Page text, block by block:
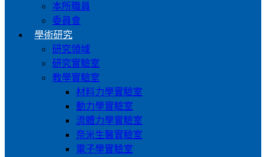
本所職員
委員會
學術研究
研究領域
研究實驗室
教學實驗室
材料力學實驗室
動力學實驗室
流體力學實驗室
奈米生醫實驗室
電子學實驗室